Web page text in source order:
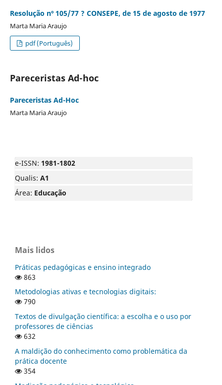
Resolução nº 105/77 ? CONSEPE, de 15 de agosto de 1977
Marta Maria Araujo
pdf (Português)
Pareceristas Ad-hoc
Pareceristas Ad-Hoc
Marta Maria Araujo
e-ISSN: 1981-1802
Qualis: A1
Área: Educação
Mais lidos
Práticas pedagógicas e ensino integrado
863
Metodologias ativas e tecnologias digitais:
790
Textos de divulgação científica: a escolha e o uso por
professores de ciências
632
A maldição do conhecimento como problemática da
prática docente
354